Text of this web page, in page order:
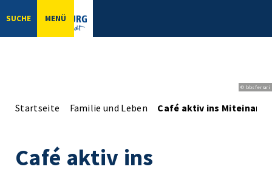
SUCHE MENÜ
© bbsferrari
Startseite Familie und Leben Café aktiv ins
Café aktiv ins